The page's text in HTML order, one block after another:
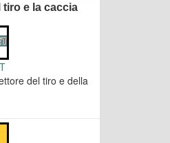
e la caccia
del tiro e della